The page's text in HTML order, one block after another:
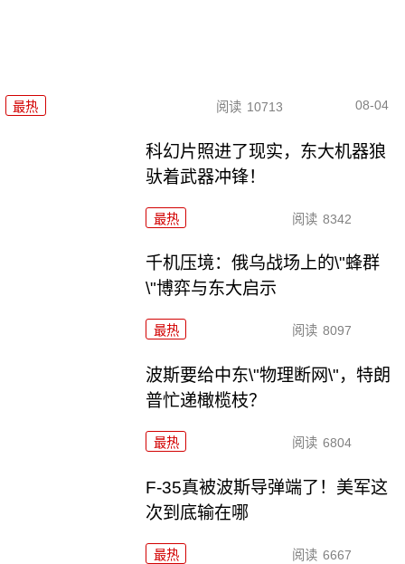
最热 阅读 10713 08-04
科幻片照进了现实，东大机器狼
驮着武器冲锋！
最热 阅读 8342
千机压境：俄乌战场上的\"蜂群
\"博弈与东大启示
最热 阅读 8097
波斯要给中东\"物理断网\"，特朗
普忙递橄榄枝？
最热 阅读 6804
F-35真被波斯导弹端了！美军这
次到底输在哪
最热 阅读 6667